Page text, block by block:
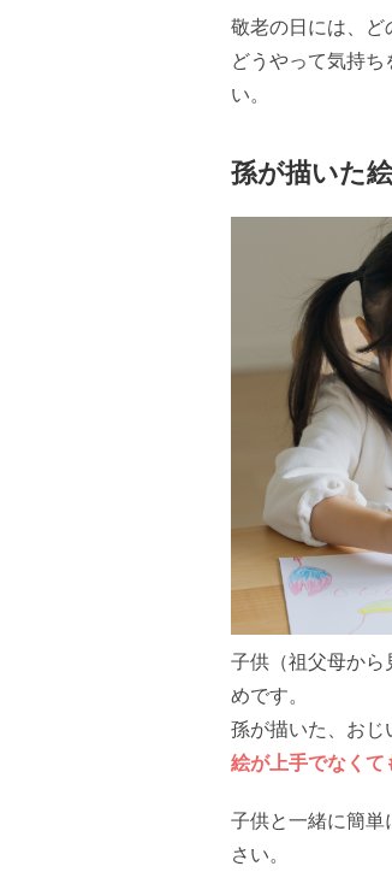
敬老の日には、ど
どうやって気持
い。
孫が描いた
子供（祖父母から
めです。
孫が描いた、おじ
絵が上手でなくて
子供と一緒に簡単
さい。